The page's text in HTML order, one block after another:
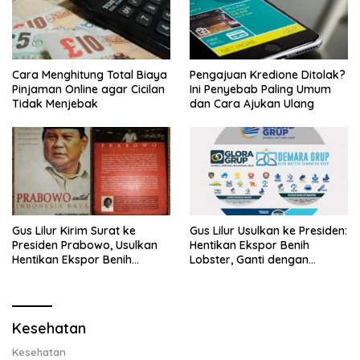
Cara Menghitung Total Biaya
Pinjaman Online agar Cicilan
Tidak Menjebak
Pengajuan Kredione Ditolak?
Ini Penyebab Paling Umum
dan Cara Ajukan Ulang
Gus Lilur Kirim Surat ke
Presiden Prabowo, Usulkan
Hentikan Ekspor Benih
Gus Lilur Usulkan ke Presiden:
Hentikan Ekspor Benih
Lobster, Ganti dengan
Kesehatan
Kesehatan